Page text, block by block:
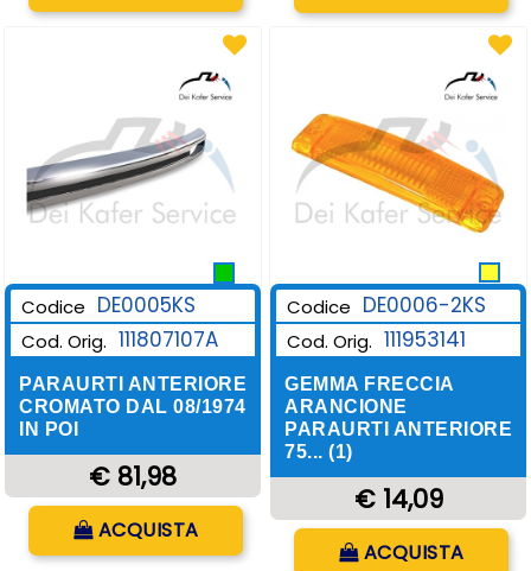
Codice DE0005KS
Cod. Orig. 111807107A
PARAURTI ANTERIORE
CROMATO DAL 08/1974
IN POI
€ 81,98
ACQUISTA
Codice DE0006-2KS
Cod. Orig. 111953141
GEMMA FRECCIA
ARANCIONE
PARAURTI ANTERIORE
75... (1)
€ 14,09
ACQUISTA